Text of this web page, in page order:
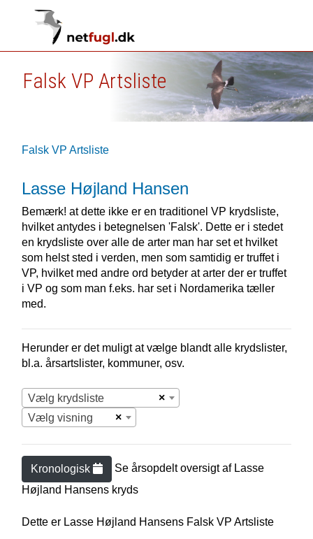
Falsk VP Artsliste
Falsk VP Artsliste
Lasse Højland Hansen
Bemærk! at dette ikke er en traditionel VP krydsliste,
hvilket antydes i betegnelsen 'Falsk'. Dette er i stedet
en krydsliste over alle de arter man har set et hvilket
som helst sted i verden, men som samtidig er truffet i
VP, hvilket med andre ord betyder at arter der er truffet
i VP og som man f.eks. har set i Nordamerika tæller
med.
Herunder er det muligt at vælge blandt alle krydslister,
bl.a. årsartslister, kommuner, osv.
×
Vælg krydsliste
×
Vælg visning
Kronologisk Se årsopdelt oversigt af Lasse
Højland Hansens kryds
Dette er Lasse Højland Hansens Falsk VP Artsliste